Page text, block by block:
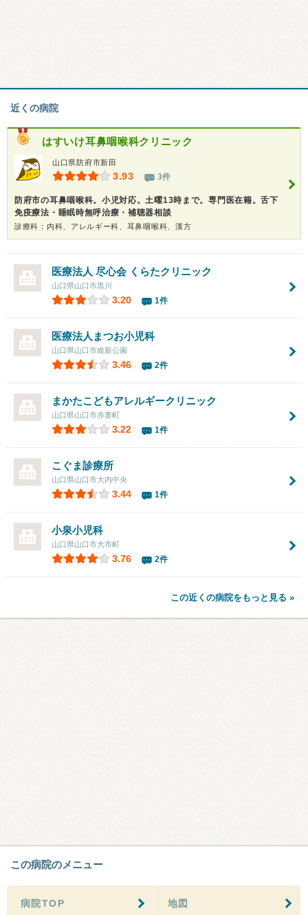
近くの病院
はすいけ耳鼻咽喉科クリニック
山口県防府市新田
3.93 3件
防府市の耳鼻咽喉科。小児対応。土曜13時まで。専門医在籍。舌下
免疫療法・睡眠時無呼治療・補聴器相談
診療科：内科、アレルギー科、耳鼻咽喉科、漢方
医療法人 尽心会 くらたクリニック
山口県山口市黒川
3.20 1件
医療法人 まつお小児科
山口県山口市維新公園
3.46 2件
まかたこどもアレルギークリニック
山口県山口市赤妻町
3.22 1件
こぐま診療所
山口県山口市大内中央
3.44 1件
小泉小児科
山口県山口市大市町
3.76 2件
この近くの病院をもっと見る »
この病院のメニュー
病院TOP 地図